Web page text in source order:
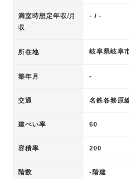
満室時想定年収/月
収
- / -
所在地 岐阜県岐阜
築年月 -
交通 名鉄各務原
建ぺい率 60
容積率 200
階数 -階建